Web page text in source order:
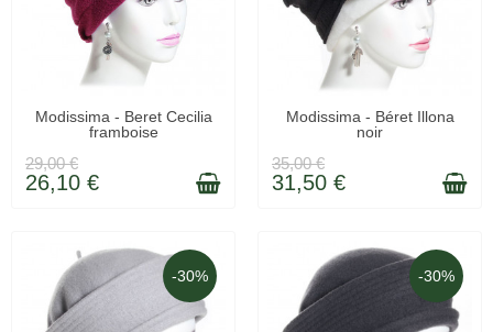
LIVRÉ SOUS 48H
Modissima - Beret Cecilia
framboise
29,00 €
26,10 €
LIVRÉ SOUS 48H
Modissima - Béret Illona
noir
35,00 €
31,50 €
-30% -30%